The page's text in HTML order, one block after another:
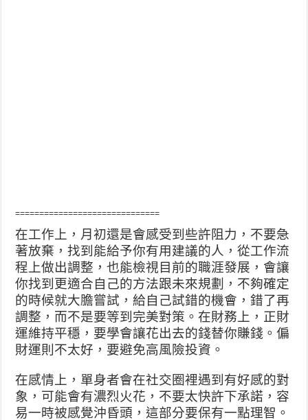
==============================
在工作上，月初還是會感受到些許阻力，不要急
著放棄，找到能給予你有用建議的人，從工作流
程上做出調整，也能檢視目前的職涯發展，會讓
你找到更適合自己的方法跟未來規劃，不夠確定
的時候就大膽嘗試，給自己試錯的機會，錯了再
調整，而不是要等到完美對策。在財務上，正財
運維持平穩，要學會讓花出去的錢替你賺錢。偏
財運則不太好，要避免高風險投資。
在感情上，單身者會在社交圈裡遇到有好感的對
象，可能會有濃烈火花，不要太快許下承諾，容
易一時被感覺沖昏頭，這部分要保有一點理智。